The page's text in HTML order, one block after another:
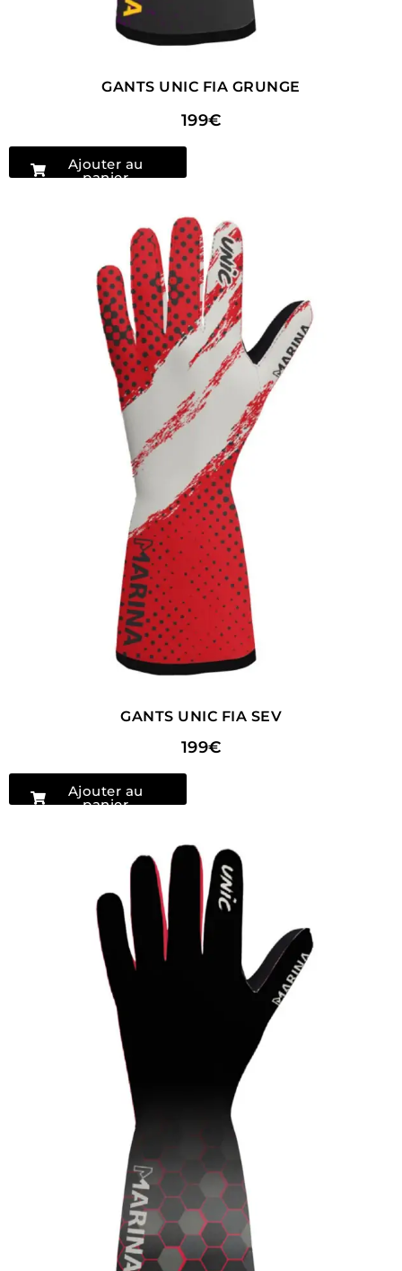
GANTS UNIC FIA GRUNGE
199€
Ajouter au
panier
GANTS UNIC FIA SEV
199€
Ajouter au
panier